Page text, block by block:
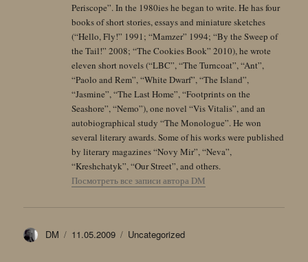
Periscope”. In the 1980ies he began to write. He has four
books of short stories, essays and miniature sketches
(“Hello, Fly!” 1991; “Mamzer” 1994; “By the Sweep of
the Tail!” 2008; “The Cookies Book” 2010), he wrote
eleven short novels (“LBC”, “The Turncoat”, “Ant”,
“Paolo and Rem”, “White Dwarf”, “The Island”,
“Jasmine”, “The Last Home”, “Footprints on the
Seashore”, “Nemo”), one novel “Vis Vitalis”, and an
autobiographical study “The Monologue”. He won
several literary awards. Some of his works were published
by literary magazines “Novy Mir”, “Neva”,
“Kreshchatyk”, “Our Street”, and others.
Посмотреть все записи автора DM
Автор
DM Опубликовано
11.05.2009 Рубрики
Uncategorized